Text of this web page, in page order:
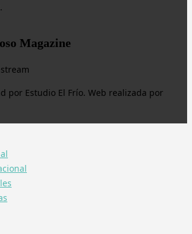
Magazine
por Estudio El Frío. Web realizada por